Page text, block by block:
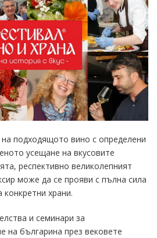
подходящото вино с определени
усещане на вкусовите
респективно великолепният
може да се прояви с пълна сила
храни.
и семинари за
на българина през вековете